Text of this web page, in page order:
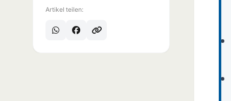
Artikel teilen: